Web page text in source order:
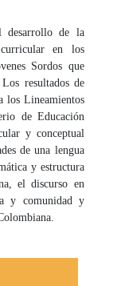
desarrollo de la
en los
Sordos que
resultados de
los Lineamientos
de Educación
y conceptual
de una lengua
y estructura
el discurso en
y comunidad y